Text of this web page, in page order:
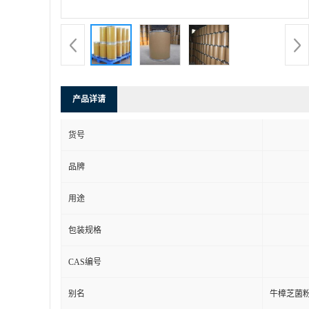
产品详请
货号
品牌
用途
包装规格
CAS编号
别名 牛樟芝菌